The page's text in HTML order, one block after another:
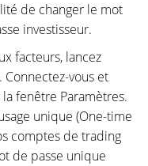
de changer le mot
investisseur.
facteurs, lancez
vous et
fenêtre Paramètres.
unique (One-time
comptes de trading
de passe unique